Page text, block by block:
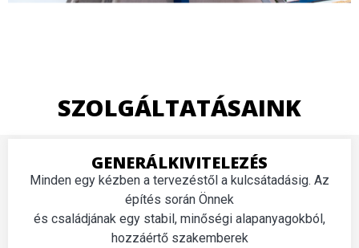
SZOLGÁLTATÁSAINK
GENERÁLKIVITELEZÉS
Minden egy kézben a tervezéstől a kulcsátadásig. Az
építés során Önnek
és családjának egy stabil, minőségi alapanyagokból,
hozzáértő szakemberek